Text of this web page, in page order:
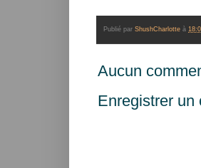
Publié par ShushCharlotte à
Aucun
Enregistrer un